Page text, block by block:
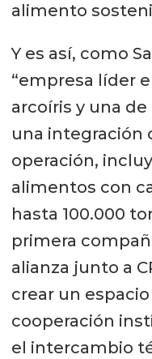
alimento
Y es así, como
“empresa líder
arcoíris y una
una integración
operación,
alimentos con
hasta 100.000
primera
alianza junto a
crear un
cooperación
el intercambio